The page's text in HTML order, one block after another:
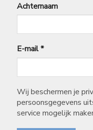
Achternaam
E-mail*
Wij beschermen je
persoonsgegevens
service mogelijk